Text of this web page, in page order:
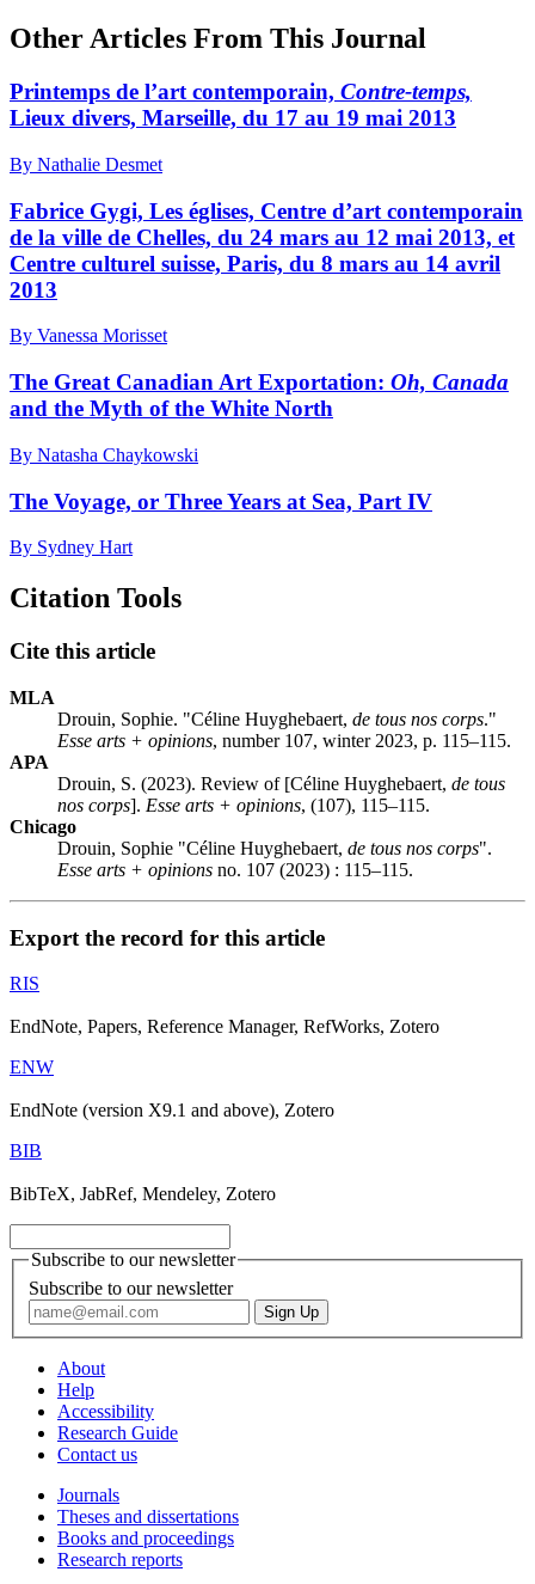
Other Articles From This Journal
Printemps de l’art contemporain, Contre-temps,
Lieux divers, Marseille, du 17 au 19 mai 2013
By Nathalie Desmet
Fabrice Gygi, Les églises, Centre d’art contemporain
de la ville de Chelles, du 24 mars au 12 mai 2013, et
Centre culturel suisse, Paris, du 8 mars au 14 avril
2013
By Vanessa Morisset
The Great Canadian Art Exportation: Oh, Canada
and the Myth of the White North
By Natasha Chaykowski
The Voyage, or Three Years at Sea, Part IV
By Sydney Hart
Citation Tools
Cite this article
MLA
Drouin, Sophie. "Céline Huyghebaert, de tous nos corps."
Esse arts + opinions, number 107, winter 2023, p. 115–115.
APA
Drouin, S. (2023). Review of [Céline Huyghebaert, de tous
nos corps]. Esse arts + opinions, (107), 115–115.
Chicago
Drouin, Sophie "Céline Huyghebaert, de tous nos corps".
Esse arts + opinions no. 107 (2023) : 115–115.
Export the record for this article
RIS
EndNote, Papers, Reference Manager, RefWorks, Zotero
ENW
EndNote (version X9.1 and above), Zotero
BIB
BibTeX, JabRef, Mendeley, Zotero
Subscribe to our newsletter
Subscribe to our newsletter
About
Help
Accessibility
Research Guide
Contact us
Journals
Theses and dissertations
Books and proceedings
Research reports